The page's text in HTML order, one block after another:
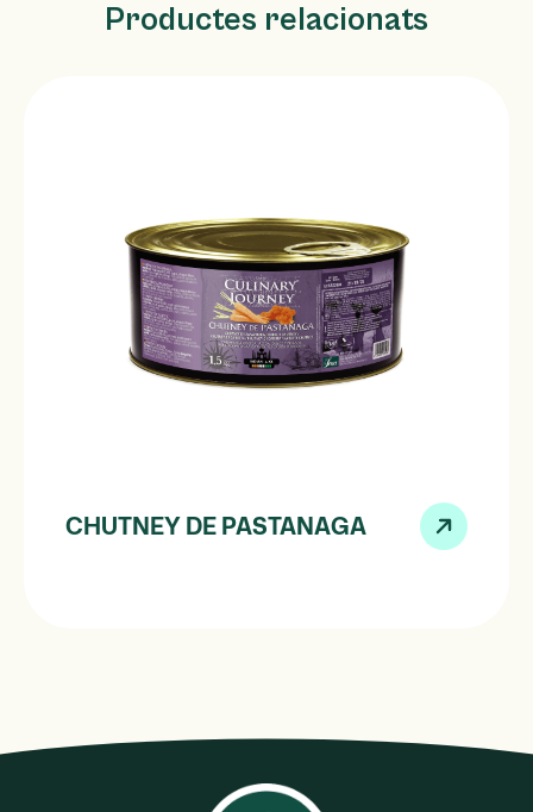
Productes relacionats
CHUTNEY DE PASTANAGA